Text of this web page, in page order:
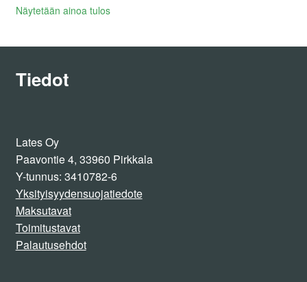
Näytetään ainoa tulos
Tiedot
Lates Oy
Paavontie 4, 33960 Pirkkala
Y-tunnus: 3410782-6
Yksityisyydensuojatiedote
Maksutavat
Toimitustavat
Palautusehdot